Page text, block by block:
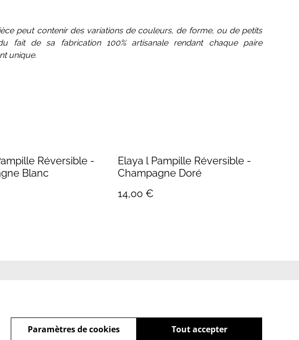
peut contenir des variations de couleurs, de forme, ou de petits
fait de sa fabrication 100% artisanale rendant chaque paire
unique.
Réversible -
Blanc
Elaya l Pampille Réversible -
Champagne Doré
14,00 €
Tout accepter
Paramètres de cookies